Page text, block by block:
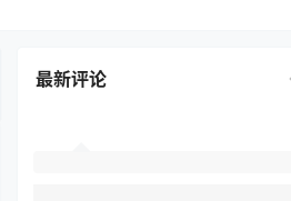
最新评论